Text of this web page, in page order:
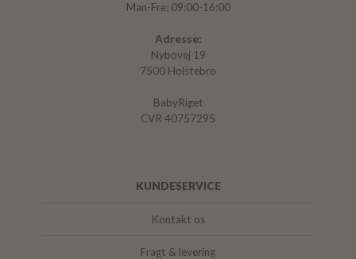
Man-Fre: 09:00-16:00
Adresse:
Nybovej 19
7500 Holstebro
BabyRiget
CVR 40757295
KUNDESERVICE
Kontakt os
Fragt & levering